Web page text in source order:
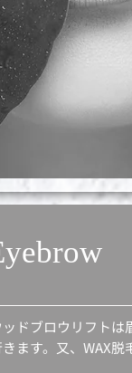
ドブロウリフト
きます。又、WAX